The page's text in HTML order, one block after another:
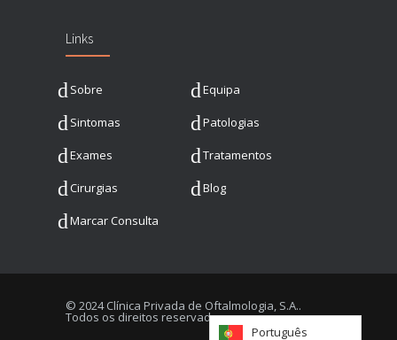
Links
Sobre Equipa
Sintomas Patologias
Exames Tratamentos
Cirurgias Blog
Marcar Consulta
© 2024 Clínica Privada de Oftalmologia, S.A..
Todos os direitos reservados.
Português